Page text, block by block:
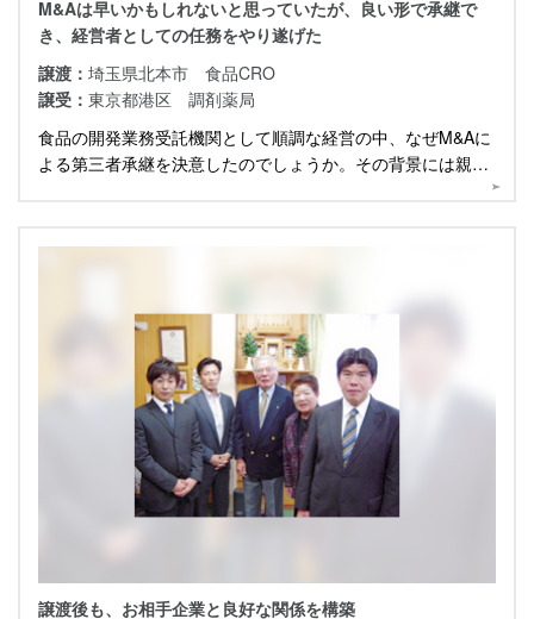
M&Aは早いかもしれないと思っていたが、良い形で承継で
き、経営者としての任務をやり遂げた
譲渡： 埼玉県北本市 食品CRO
譲受： 東京都港区 調剤薬局
食品の開発業務受託機関として順調な経営の中、なぜM&Aに
よる第三者承継を決意したのでしょうか。その背景には親族
譲渡後も、お相手企業と良好な関係を構築